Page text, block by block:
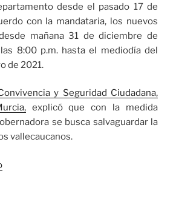
desde el pasado 17 de
con la mandataria, los nuevos
mañana 31 de diciembre de
8:00 p.m. hasta el mediodía del
de 2021.
y Seguridad Ciudadana,
explicó que con la medida
se busca salvaguardar la
vallecaucanos.
«Gobernación